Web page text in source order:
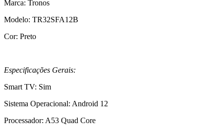
Marca: Tronos
Modelo: TR32SFA12B
Cor: Preto
Especificações Gerais:
Smart TV: Sim
Sistema Operacional: Android 12
Processador: A53 Quad Core